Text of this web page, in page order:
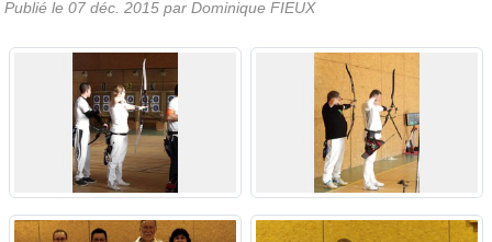
Publié le 07 déc. 2015 par Dominique FIEUX